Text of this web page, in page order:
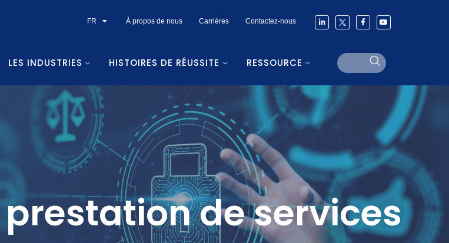
FR À propos de nous Carrières Contactez-nous
LES INDUSTRIES HISTOIRES DE RÉUSSITE RESSOURCE
de services